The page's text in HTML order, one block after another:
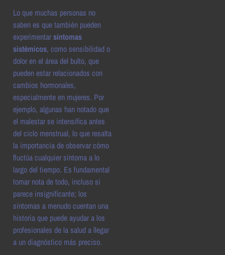
Lo que muchas personas no
saben es que también pueden
experimentarsíntomas
sistémicos, como sensibilidad o
dolor en el área del bulto, que
pueden estar relacionados con
cambios hormonales,
especialmente en mujeres. Por
ejemplo, algunas han notado que
el malestar se intensifica antes
del ciclo menstrual, lo que resalta
la importancia de observar cómo
fluctúa cualquier síntoma a lo
largo del tiempo. Es fundamental
tomar nota de todo, incluso si
parece insignificante; los
síntomas a menudo cuentan una
historia que puede ayudar a los
profesionales de la salud a llegar
a un diagnóstico más preciso.